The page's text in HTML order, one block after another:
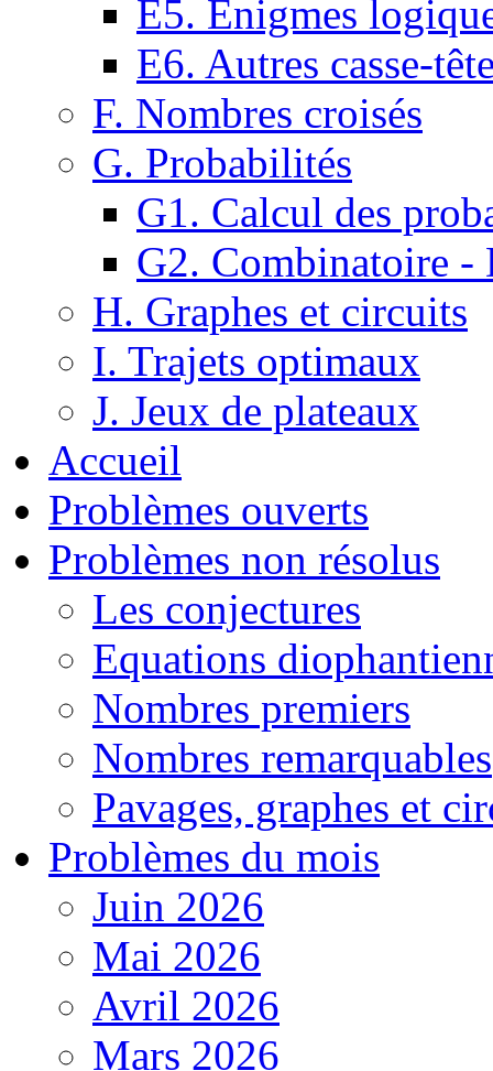
E5. Enigmes
E6. Autres casse-
F. Nombres croisés
G. Probabilités
G1. Calcul des
G2. Combinatoire -
H. Graphes et circuits
I. Trajets optimaux
J. Jeux de plateaux
Accueil
Problèmes ouverts
Problèmes non résolus
Les conjectures
Equations
Nombres premiers
Nombres remarquables
Pavages, graphes et
Problèmes du mois
Juin 2026
Mai 2026
Avril 2026
Mars 2026